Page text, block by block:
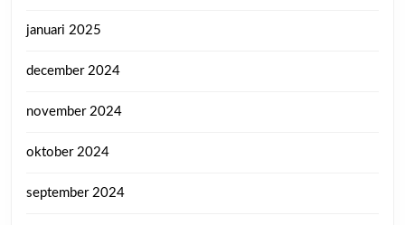
januari 2025
december 2024
november 2024
oktober 2024
september 2024